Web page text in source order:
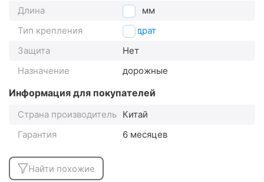
Длина
140
мм
Тип крепления
квадрат
Защита
Нет
Назначение
дорожные
Информация для покупателей
Страна производитель Китай
Гарантия
6 месяцев
Найти похожие